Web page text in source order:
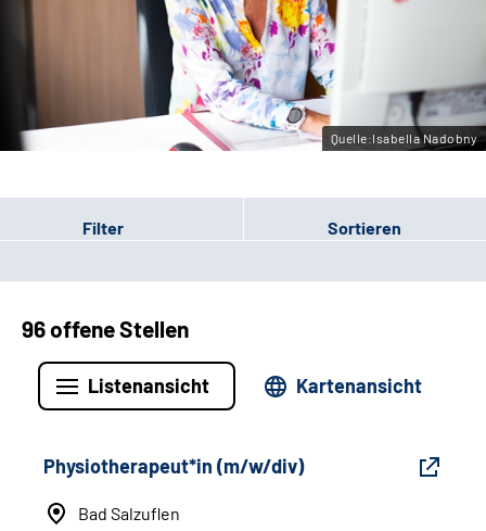
Gebärdensprache
Leichte Sprache
Quelle:Isabella Nadobny
Filter Sortieren
96 offene Stellen
Listenansicht Kartenansicht
Physiotherapeut*in (m/w/div)
Bad Salzuflen